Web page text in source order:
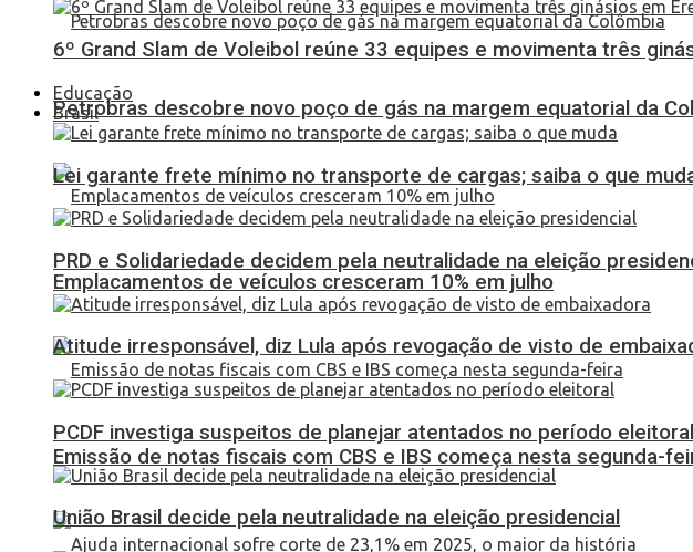
Petrobras descobre novo poço de gás na margem equatorial da
Emplacamentos de veículos cresceram 10% em julho
Emissão de notas fiscais com CBS e IBS começa nesta segunda-
6º Grand Slam de Voleibol reúne 33 equipes e movimenta três
Educação
Brasil
Lei garante frete mínimo no transporte de cargas; saiba o que
PRD e Solidariedade decidem pela neutralidade na eleição
Atitude irresponsável, diz Lula após revogação de visto de
PCDF investiga suspeitos de planejar atentados no período eleitoral
União Brasil decide pela neutralidade na eleição presidencial